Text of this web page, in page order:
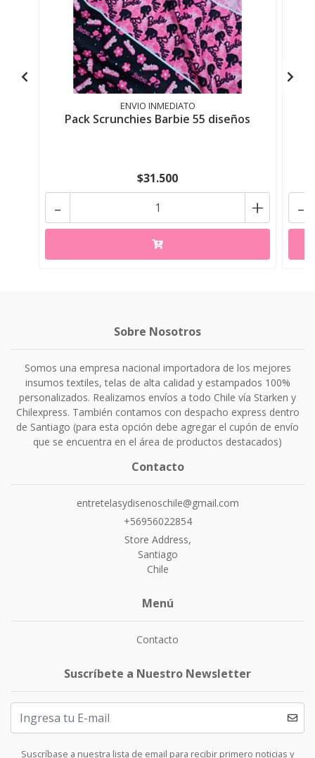
ENVIO INMEDIATO
Pack Scrunchies Barbie 55 diseños
$31.500
+
- -
Sobre Nosotros
Somos una empresa nacional importadora de los mejores
insumos textiles, telas de alta calidad y estampados 100%
personalizados. Realizamos envíos a todo Chile vía Starken y
Chilexpress. También contamos con despacho express dentro
de Santiago (para esta opción debe agregar el cupón de envío
que se encuentra en el área de productos destacados)
Contacto
entretelasydisenoschile@gmail.com
+56956022854
Store Address,
Santiago
Chile
Menú
Contacto
Suscríbete a Nuestro Newsletter
Suscríbase a nuestra lista de email para recibir primero noticias y